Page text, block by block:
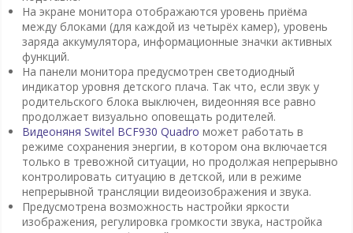
На экране монитора отображаются уровень приёма
между блоками (для каждой из четырёх камер), уровень
заряда аккумулятора, информационные значки активных
функций.
На панели монитора предусмотрен светодиодный
индикатор уровня детского плача. Так что, если звук у
родительского блока выключен, видеонняя все равно
продолжает визуально оповещать родителей.
Видеоняня Switel BCF930 Quadro может работать в
режиме сохранения энергии, в котором она включается
только в тревожной ситуации, но продолжая непрерывно
контролировать ситуацию в детской, или в режиме
непрерывной трансляции видеоизображения и звука.
Предусмотрена возможность настройки яркости
изображения, регулировка громкости звука, настройка